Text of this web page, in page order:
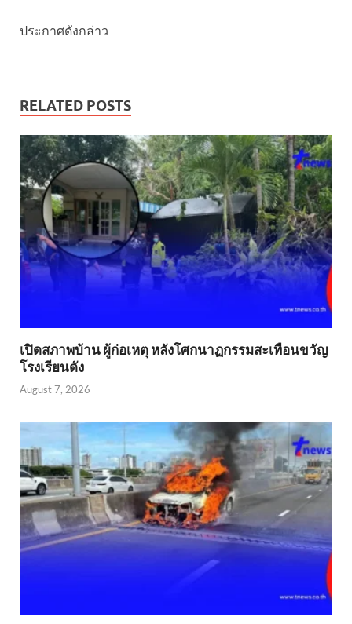
ประกาศดังกล่าว
RELATED POSTS
เปิดสภาพบ้าน ผู้ก่อเหตุ หลังโศกนาฏกรรมสะเทือนขวัญ
โรงเรียนดัง
August 7, 2026